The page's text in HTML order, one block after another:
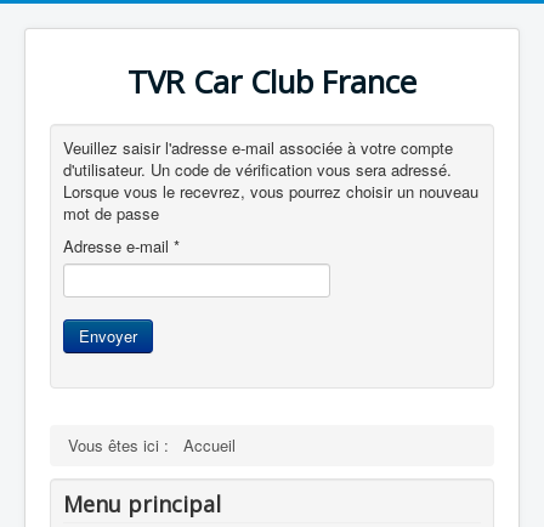
TVR Car Club France
Veuillez saisir l'adresse e-mail associée à votre compte
d'utilisateur. Un code de vérification vous sera adressé.
Lorsque vous le recevrez, vous pourrez choisir un nouveau
mot de passe
Adresse e-mail *
Envoyer
Vous êtes ici : Accueil
Menu principal